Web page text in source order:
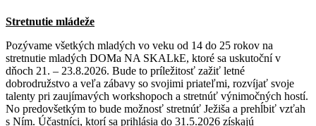
Stretnutie mládeže
Pozývame všetkých mladých vo veku od 14 do 25 rokov na
stretnutie mladých DOMa NA SKALkE, ktoré sa uskutoční v
dňoch 21. – 23.8.2026. Bude to príležitosť zažiť letné
dobrodružstvo a veľa zábavy so svojimi priateľmi, rozvíjať svoje
talenty pri zaujímavých workshopoch a stretnúť výnimočných hostí.
No predovšetkým to bude možnosť stretnúť Ježiša a prehĺbiť vzťah
s Ním. Účastníci, ktorí sa prihlásia do 31.5.2026 získajú